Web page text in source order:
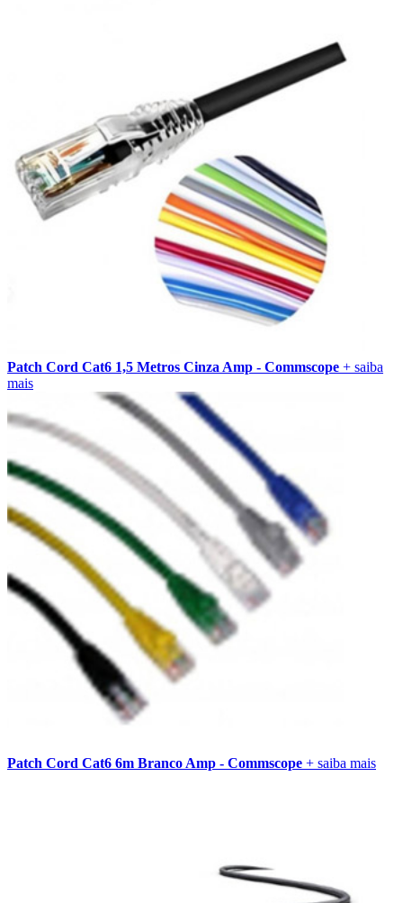
Patch Cord Cat6 1,5 Metros Cinza Amp - Commscope + saiba
mais
Patch Cord Cat6 6m Branco Amp - Commscope + saiba mais